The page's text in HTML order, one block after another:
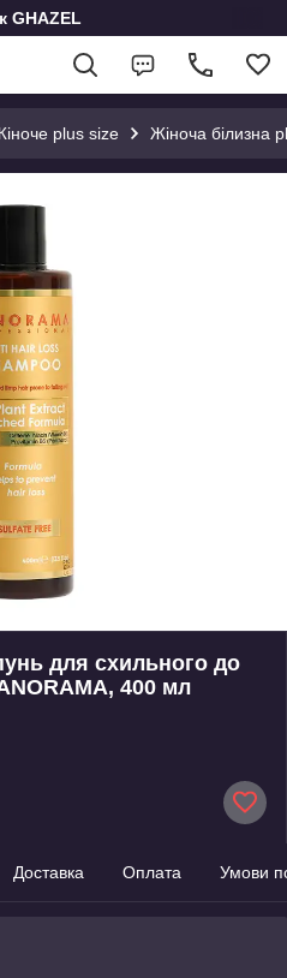
GHAZEL
plus size Жіноча білизна
для схильного до
400 мл
Доставка Оплата Умови